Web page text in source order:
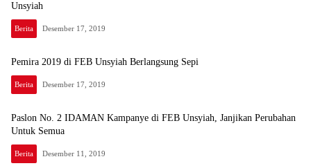
Unsyiah
Berita Desember 17, 2019
Pemira 2019 di FEB Unsyiah Berlangsung Sepi
Berita Desember 17, 2019
Paslon No. 2 IDAMAN Kampanye di FEB Unsyiah, Janjikan Perubahan
Untuk Semua
Berita Desember 11, 2019